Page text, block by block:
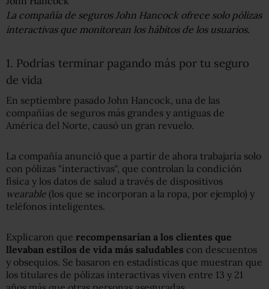
La compañía de seguros John Hancock ofrece solo pólizas
interactivas que monitorean los hábitos de los usuarios.
1. Podrías terminar pagando más por tu seguro
de vida
En septiembre pasado John Hancock, una de las
compañías de seguros más grandes y antiguas de
América del Norte, causó un gran revuelo.
La compañía anunció que a partir de ahora trabajaría solo
con pólizas "interactivas", que controlan la condición
física y los datos de salud a través de dispositivos
wearable (los que se incorporan a la ropa, por ejemplo) y
teléfonos inteligentes.
Explicaron que recompensarían a los clientes que
llevaban estilos de vida más saludables con descuentos
y obsequios. Se basaron en estadísticas que muestran que
los titulares de pólizas interactivas viven entre 13 y 21